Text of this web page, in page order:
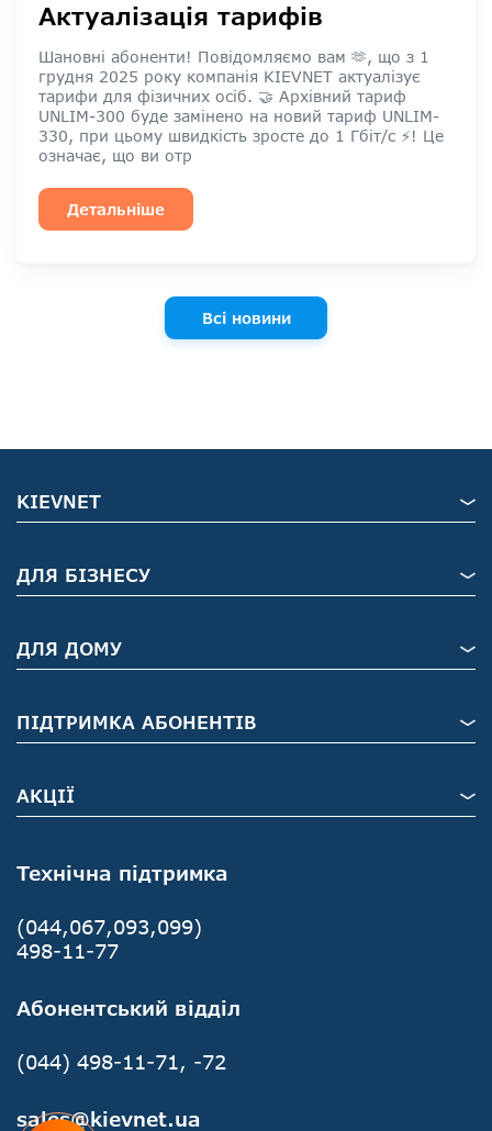
Актуалізація тарифів
Шановні абоненти! Повідомляємо вам 🫶, що з 1
грудня 2025 року компанія KIEVNET актуалізує
тарифи для фізичних осіб. 🤝 Архівний тариф
UNLIM-300 буде замінено на новий тариф UNLIM-
330, при цьому швидкість зросте до 1 Гбіт/с ⚡️! Це
означає, що ви отр
Детальніше
Всі новини
Технічна підтримка
(044,067,093,099)
498-11-77
Абонентський відділ
(044) 498-11-71, -72
sales@kievnet.ua
KIEVNET
ДЛЯ БІЗНЕСУ
ДЛЯ ДОМУ
ПІДТРИМКА АБОНЕНТІВ
АКЦІЇ